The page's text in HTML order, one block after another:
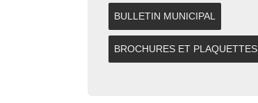
BULLETIN MUNICIPAL
BROCHURES ET PLAQUETTES